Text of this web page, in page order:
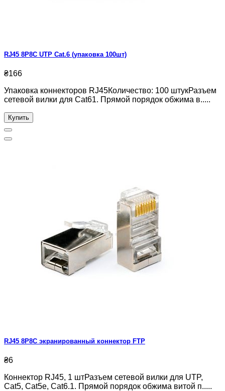
RJ45 8P8C UTP Cat.6 (упаковка 100шт)
₴166
Упаковка коннекторов RJ45Количество: 100 штукРазъем
сетевой вилки для Cat61. Прямой порядок обжима в.....
Купить
RJ45 8P8C экранированный коннектор FTP
₴6
Коннектор RJ45, 1 штРазъем сетевой вилки для UTP,
Cat5, Cat5e, Cat6.1. Прямой порядок обжима витой п.....